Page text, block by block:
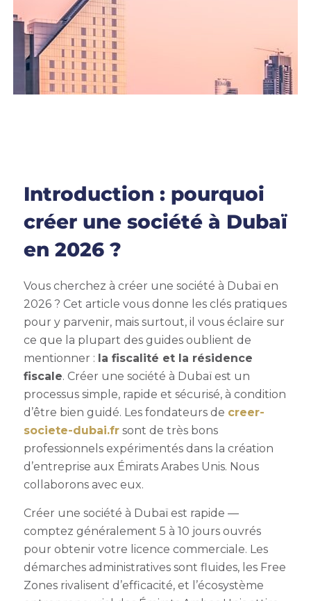
Introduction : pourquoi
créer une société à Dubaï
en 2026 ?
Vous cherchez à créer une société à Dubaï en
2026 ? Cet article vous donne les clés pratiques
pour y parvenir, mais surtout, il vous éclaire sur
ce que la plupart des guides oublient de
mentionner : la fiscalité et la résidence
fiscale. Créer une société à Dubaï est un
processus simple, rapide et sécurisé, à condition
d’être bien guidé. Les fondateurs de creer-
societe-dubai.frsont de très bons
professionnels expérimentés dans la création
d’entreprise aux Émirats Arabes Unis. Nous
collaborons avec eux.
Créer une société à Dubaï est rapide —
comptez généralement 5 à 10 jours ouvrés
pour obtenir votre licence commerciale. Les
démarches administratives sont fluides, les Free
Zones rivalisent d’efficacité, et l’écosystème